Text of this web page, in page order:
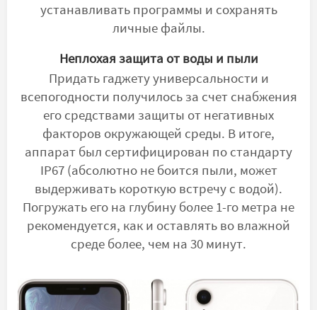
устанавливать программы и сохранять
личные файлы.
Неплохая защита от воды и пыли
Придать гаджету универсальности и
всепогодности получилось за счет снабжения
его средствами защиты от негативных
факторов окружающей среды. В итоге,
аппарат был сертифицирован по стандарту
IP67 (абсолютно не боится пыли, может
выдерживать короткую встречу с водой).
Погружать его на глубину более 1-го метра не
рекомендуется, как и оставлять во влажной
среде более, чем на 30 минут.